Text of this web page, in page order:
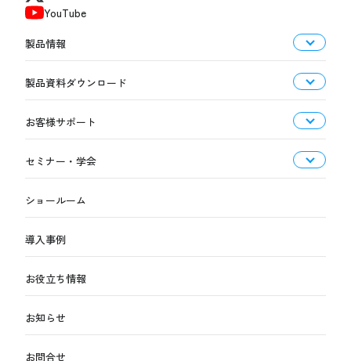
YouTube
製品情報
製品資料ダウンロード
お客様サポート
セミナー・学会
ショールーム
導入事例
お役立ち情報
お知らせ
お問合せ